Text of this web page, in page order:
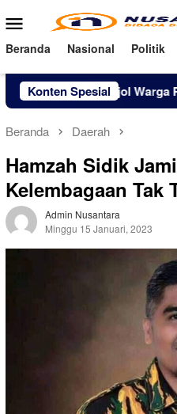
ke
konten
Menu
Mobile
Beranda Nasional Politik
Konten Spesial
Utang Pinjol Warga RI
Beranda Daerah
Hamzah Sidik
Kelembagaan Tak
Admin Nusantara
Minggu 15 Januari, 2023